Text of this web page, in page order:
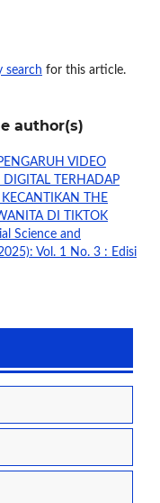
search for this article.
author(s)
VIDEO
TERHADAP
THE
DI TIKTOK
Science and
Vol. 1 No. 3 : Edisi